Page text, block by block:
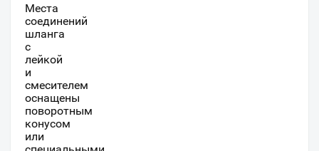
Места
соединений
шланга
с
лейкой
и
смесителем
оснащены
поворотным
конусом
или